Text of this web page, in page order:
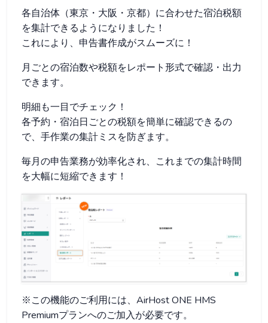
各自治体（東京・大阪・京都）に合わせた宿泊税額
を集計できるようになりました！
これにより、申告書作成がスムーズに！
月ごとの宿泊数や税額をレポート形式で確認・出力
できます。
明細も一目でチェック！
各予約・宿泊日ごとの税額を簡単に確認できるの
で、手作業の集計ミスを防ぎます。
毎月の申告業務が効率化され、これまでの集計時間
を大幅に短縮できます！
※この機能のご利用には、AirHost ONE HMS
Premiumプランへのご加入が必要です。